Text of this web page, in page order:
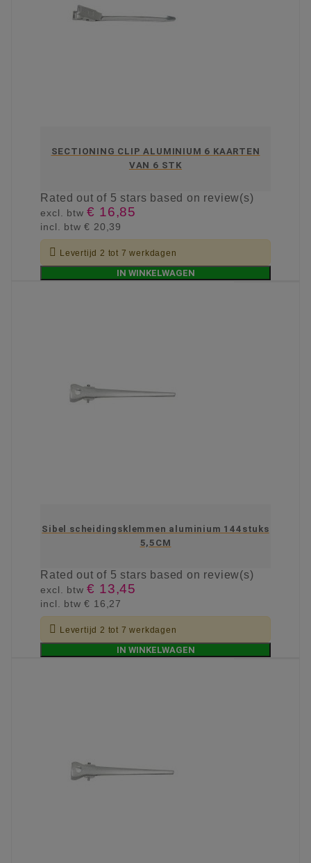
SECTIONING CLIP ALUMINIUM 6 KAARTEN
VAN 6 STK
Ratedout of 5 stars based on review(s)
excl. btw€ 16,85
incl. btw€ 20,39
 Levertijd 2 tot 7 werkdagen
IN WINKELWAGEN
Sibel scheidingsklemmen aluminium 144stuks
5,5CM
Ratedout of 5 stars based on review(s)
excl. btw€ 13,45
incl. btw€ 16,27
 Levertijd 2 tot 7 werkdagen
IN WINKELWAGEN